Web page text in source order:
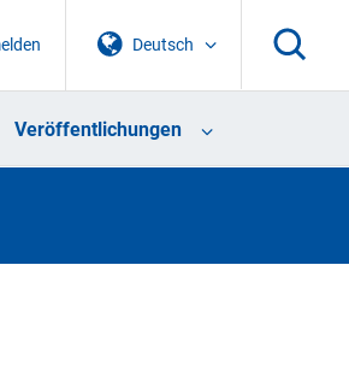
Deutsch
Veröffentlichungen